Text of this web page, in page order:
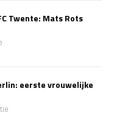
Twente: Mats Rots
eerste vrouwelijke